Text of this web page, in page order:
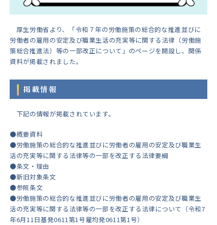
厚生労働省より、「令和７年の労働施策の総合的な推進並びに
労働者の雇用の安定及び職業生活の充実等に関する法律（労働施
策総合推進法）等の一部改正について」のページを開設し、関係
資料が掲載されました。
掲載情報
下記の情報が掲載されています。
●概要資料
●労働施策の総合的な推進並びに労働者の雇用の安定及び職業生
活の充実等に関する法律等の一部を改正する法律要綱
●条文・理由
●新旧対象条文
●参照条文
●労働施策の総合的な推進並びに労働者の雇用の安定及び職業生
活の充実等に関する法律等の一部を改正する法律について（令和7
年6月11日基発0611第1号雇均発0611第1号）